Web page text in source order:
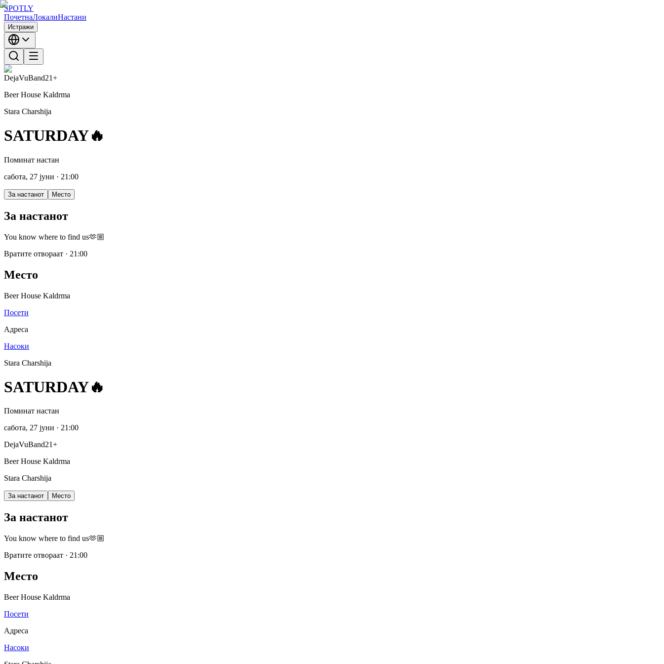
SPOTLY
ПочетнаЛокалиНастани
Истражи
DejaVuBand21+
Beer House Kaldrma
Stara Charshija
SATURDAY🔥
Поминат настан
сабота, 27 јуни · 21:00
За настанот Место
За настанот
You know where to find us🫶🏼
Вратите отвораат · 21:00
Место
Beer House Kaldrma
Посети
Адреса
Насоки
Stara Charshija
SATURDAY🔥
Поминат настан
сабота, 27 јуни · 21:00
DejaVuBand21+
Beer House Kaldrma
Stara Charshija
За настанот Место
За настанот
You know where to find us🫶🏼
Вратите отвораат · 21:00
Место
Beer House Kaldrma
Посети
Адреса
Насоки